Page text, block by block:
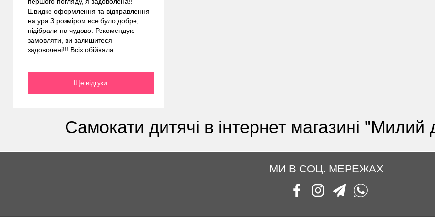
Швидке оформлення та відправлення
на ура З розміром все було добре,
підібрали на чудово. Рекомендую
замовляти, ви залишитеся
задоволені!!! Всіх обійняла
Ще відгуки
Самокати дитячі в інтернет магазині "Милий
МИ В СОЦ. МЕРЕЖАХ